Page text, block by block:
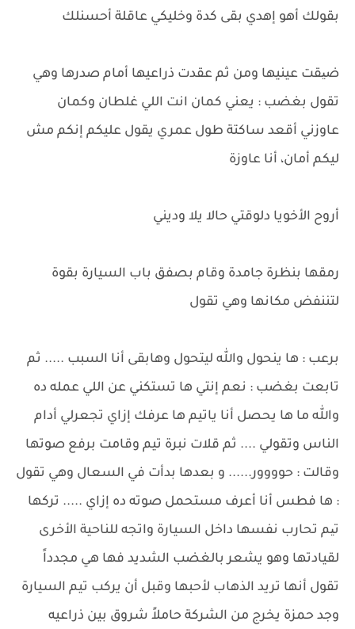
بقولك أهو إهدي بقى كدة وخليكي عاقلة أحسنلك
ضیقت عينيها ومن ثم عقدت ذراعيها أمام صدرها وهي
تقول بغضب : يعني كمان انت اللي غلطان وكمان
عاوزني أقعد ساكتة طول عمري يقول عليكم إنكم مش
ليكم أمان، أنا عاوزة
أروح الأخويا دلوقتي حالا يلا وديني
رمقها بنظرة جامدة وقام بصفق باب السيارة بقوة
لتننفض مكانها وهي تقول
برعب : ها ينحول والله ليتحول وهابقى أنا السبب ..... ثم
تابعت بغضب : نعم إنتي ها تستكني عن اللي عمله ده
والله ما ها يحصل أنا ياتيم ها عرفك إزاي تجعرلي أدام
الناس وتقولي .... ثم قلات نبرة تيم وقامت برفع صوتها
وقالت : حوووور...... و بعدها بدأت في السعال وهي تقول
: ها فطس أنا أعرف مستحمل صوته ده إزاي ..... تركها
تیم تحارب نفسها داخل السيارة واتجه للناحية الأخرى
لقيادتها وهو يشعر بالغضب الشديد فها هي مجدداً
تقول أنها تريد الذهاب لأحبها وقبل أن يركب تيم السيارة
وجد حمزة يخرج من الشركة حاملاً شروق بين ذراعيه